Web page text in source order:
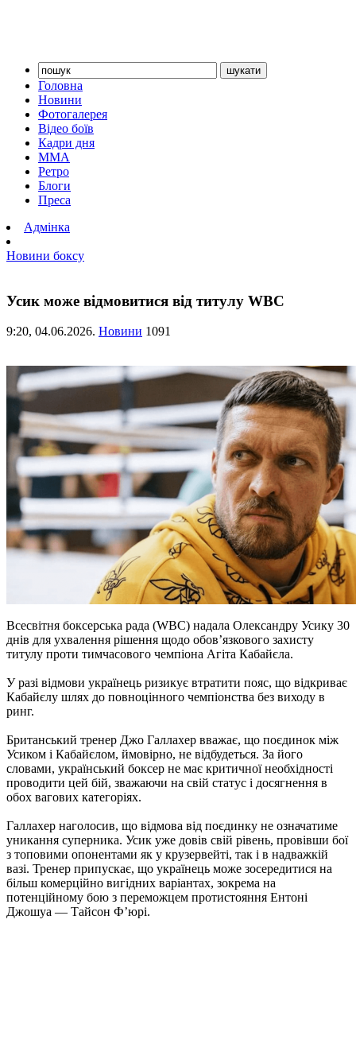
Головна
Новини
Фотогалерея
Відео боїв
Кадри дня
ММА
Ретро
Блоги
Преса
Адмінка
Новини боксу
Усик може відмовитися від титулу WBC
9:20, 04.06.2026. Новини 1091
Всесвітня боксерська рада (WBC) надала Олександру Усику 30
днів для ухвалення рішення щодо обов’язкового захисту
титулу проти тимчасового чемпіона Агіта Кабайєла.
У разі відмови українець ризикує втратити пояс, що відкриває
Кабайєлу шлях до повноцінного чемпіонства без виходу в
ринг.
Британський тренер Джо Галлахер вважає, що поєдинок між
Усиком і Кабайєлом, ймовірно, не відбудеться. За його
словами, український боксер не має критичної необхідності
проводити цей бій, зважаючи на свій статус і досягнення в
обох вагових категоріях.
Галлахер наголосив, що відмова від поєдинку не означатиме
уникання суперника. Усик уже довів свій рівень, провівши бої
з топовими опонентами як у крузервейті, так і в надважкій
вазі. Тренер припускає, що українець може зосередитися на
більш комерційно вигідних варіантах, зокрема на
потенційному бою з переможцем протистояння Ентоні
Джошуа — Тайсон Ф’юрі.